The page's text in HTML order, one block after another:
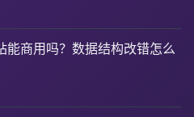
商用吗？数据结构改错怎么